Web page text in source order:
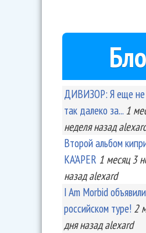
ДИВИЗОР: Я еще не
так далеко за... 1
неделяназад
Второй альбом
KA'APER 1 месяц 3
назад alexard
I Am Morbid
российском туре! 2
дняназад alexard